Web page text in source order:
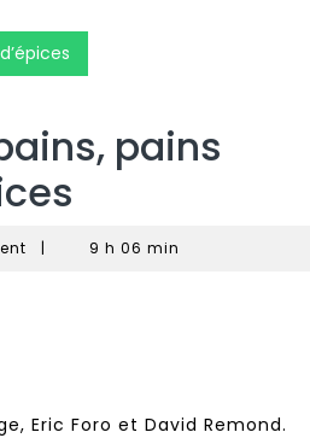
pains
| 9 h 06 min
Eric Foro et David Remond.